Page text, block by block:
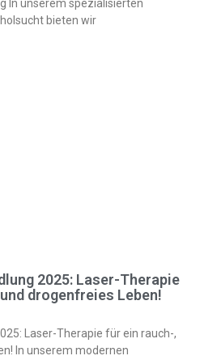
In unserem spezialisierten
bieten wir
2025: Laser-Therapie
drogenfreies Leben!
Laser-Therapie für ein rauch-,
In unserem modernen